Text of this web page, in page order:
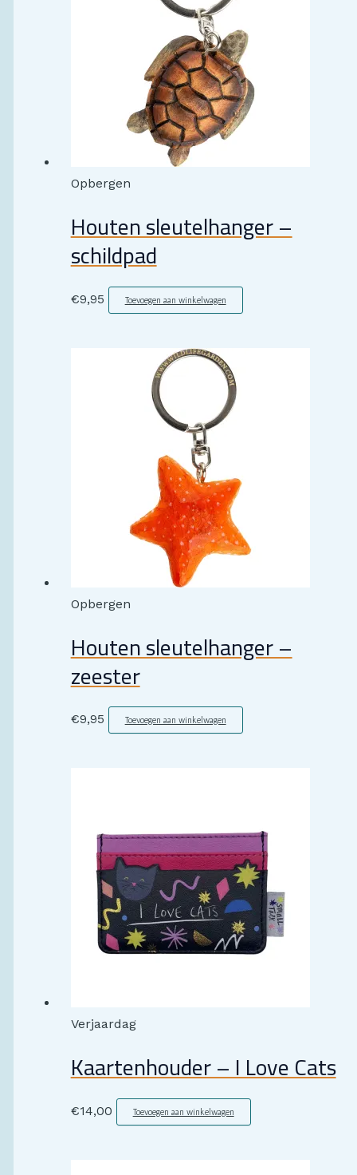
Opbergen
Houten sleutelhanger –
schildpad
€9,95 Toevoegen aan winkelwagen
Opbergen
Houten sleutelhanger –
zeester
€9,95 Toevoegen aan winkelwagen
Verjaardag
Kaartenhouder – I Love Cats
€14,00 Toevoegen aan winkelwagen